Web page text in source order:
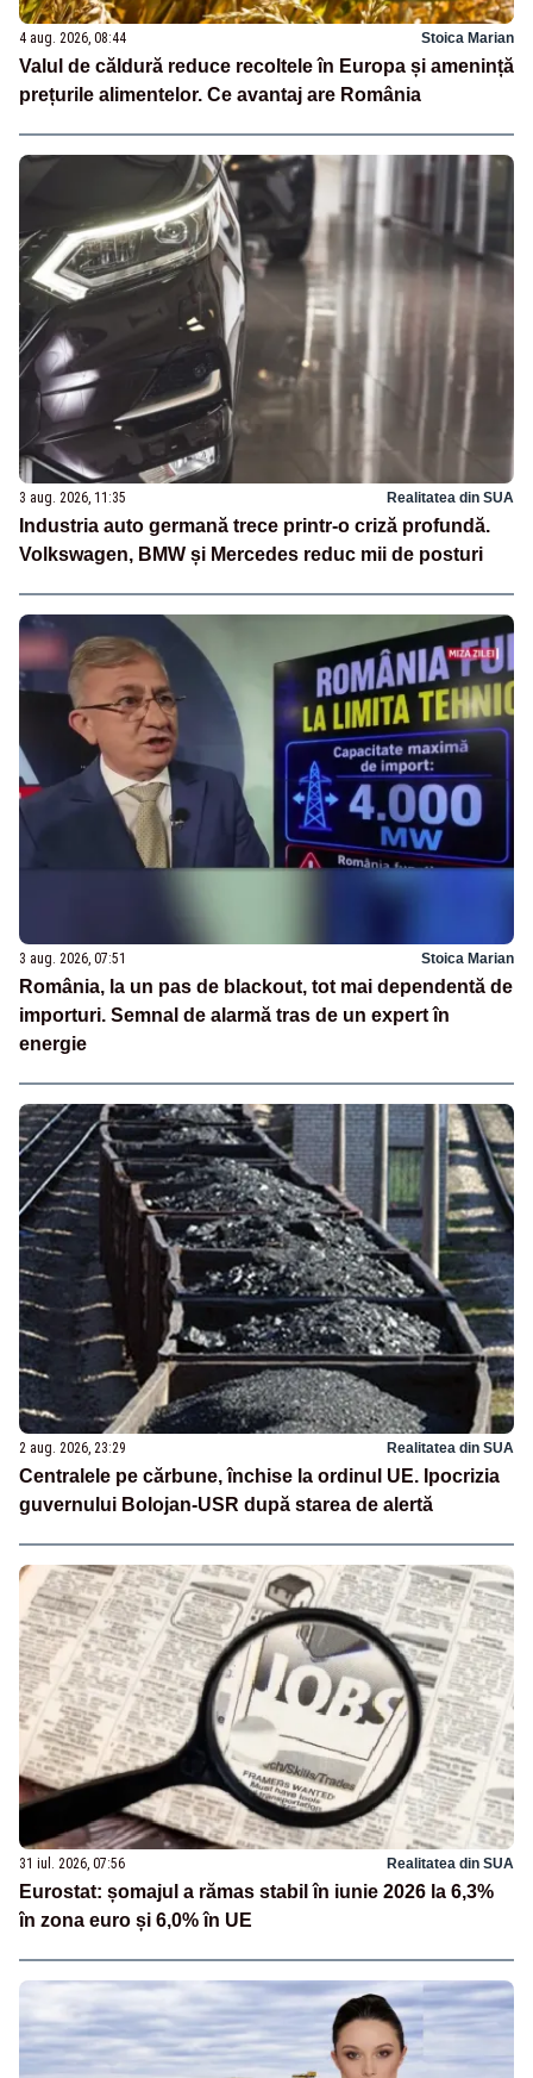
4 aug. 2026, 08:44 Stoica Marian
Valul de căldură reduce recoltele în Europa și amenință
prețurile alimentelor. Ce avantaj are România
3 aug. 2026, 11:35 Realitatea din SUA
Industria auto germană trece printr-o criză profundă.
Volkswagen, BMW și Mercedes reduc mii de posturi
3 aug. 2026, 07:51 Stoica Marian
România, la un pas de blackout, tot mai dependentă de
importuri. Semnal de alarmă tras de un expert în
energie
2 aug. 2026, 23:29 Realitatea din SUA
Centralele pe cărbune, închise la ordinul UE. Ipocrizia
guvernului Bolojan-USR după starea de alertă
31 iul. 2026, 07:56 Realitatea din SUA
Eurostat: șomajul a rămas stabil în iunie 2026 la 6,3%
în zona euro și 6,0% în UE